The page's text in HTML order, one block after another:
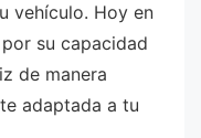
vehículo. Hoy en
su capacidad
de manera
adaptada a tu